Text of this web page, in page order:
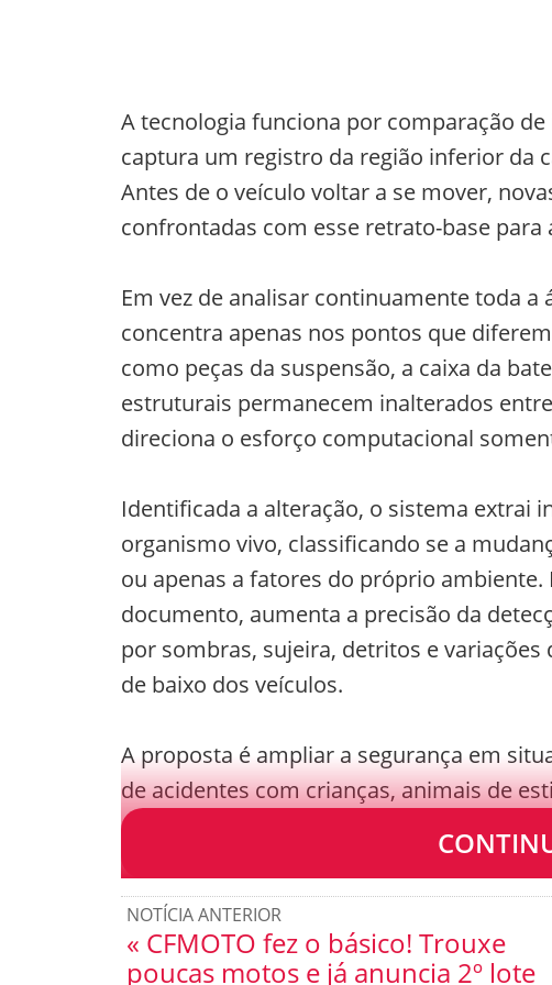
A tecnologia funciona por comparação
captura um registro da região inferior da
Antes de o veículo voltar a se mover,
confrontadas com esse retrato-base
Em vez de analisar continuamente toda
concentra apenas nos pontos que
como peças da suspensão, a caixa da
estruturais permanecem inalterados
direciona o esforço computacional
Identificada a alteração, o sistema extrai
organismo vivo, classificando se a
ou apenas a fatores do próprio
documento, aumenta a precisão da
por sombras, sujeira, detritos e
de baixo dos veículos.
A proposta é ampliar a segurança em
de acidentes com crianças, animais de
estar embaixo do carro.
NOTÍCIA ANTERIOR
« CFMOTO fez o básico! Trouxe
poucas motos e já anuncia 2º lote